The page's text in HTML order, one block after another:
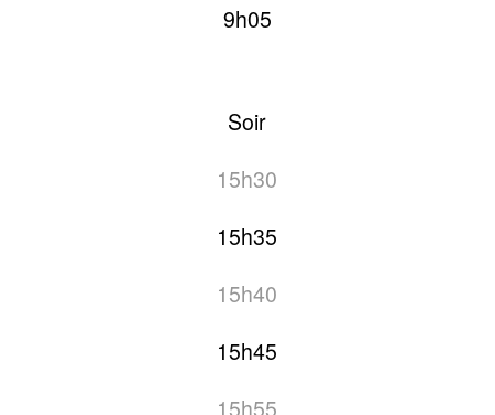
9h05
Soir
15h30
15h35
15h40
15h45
15h55